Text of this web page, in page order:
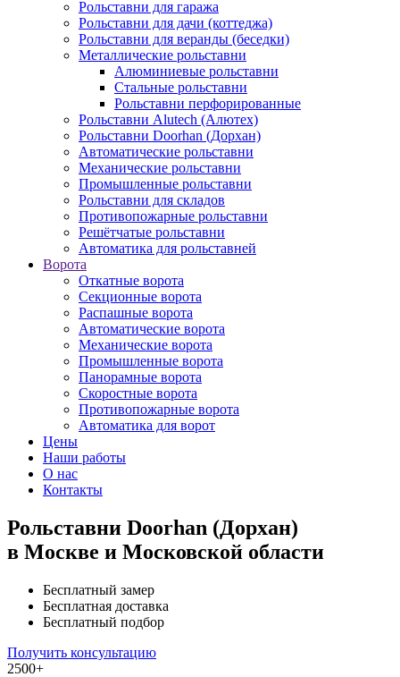
Рольставни для гаража
Рольставни для дачи (коттеджа)
Рольставни для веранды (беседки)
Металлические рольставни
Алюминиевые рольставни
Стальные рольставни
Рольставни перфорированные
Рольставни Alutech (Алютех)
Рольставни Doorhan (Дорхан)
Автоматические рольставни
Механические рольставни
Промышленные рольставни
Рольставни для складов
Противопожарные рольставни
Решётчатые рольставни
Автоматика для рольставней
Ворота
Откатные ворота
Секционные ворота
Распашные ворота
Автоматические ворота
Механические ворота
Промышленные ворота
Панорамные ворота
Скоростные ворота
Противопожарные ворота
Автоматика для ворот
Цены
Наши работы
О нас
Контакты
Рольставни Doorhan (Дорхан)
в Москве и Московской области
Бесплатный замер
Бесплатная доставка
Бесплатный подбор
Получить консультацию
2500+